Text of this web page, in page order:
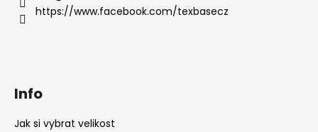
https://www.facebook.com/texbasecz
Info
Jak si vybrat velikost